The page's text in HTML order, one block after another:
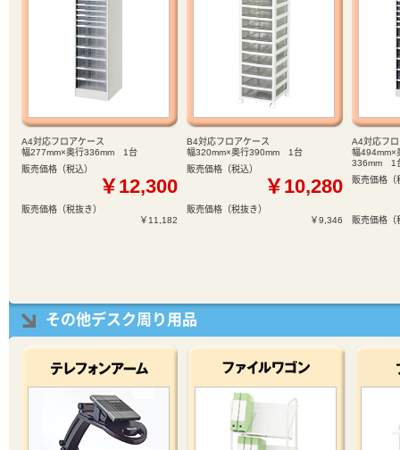
A4対応フロアケース
幅277mm×奥行336mm 1台
販売価格（税込）
￥12,300
販売価格（税抜き）
￥11,182
B4対応フロアケース
幅320mm×奥行390mm 1台
販売価格（税込）
￥10,280
販売価格（税抜き）
￥9,346
A4対応フ
幅494mm×
336mm 1
販売価格（
販売価格（
その他デスク周り用品